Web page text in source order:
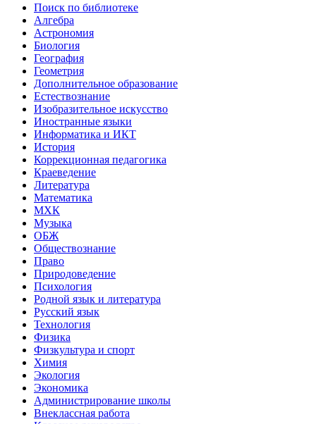
Поиск по библиотеке
Алгебра
Астрономия
Биология
География
Геометрия
Дополнительное образование
Естествознание
Изобразительное искусство
Иностранные языки
Информатика и ИКТ
История
Коррекционная педагогика
Краеведение
Литература
Математика
МХК
Музыка
ОБЖ
Обществознание
Право
Природоведение
Психология
Родной язык и литература
Русский язык
Технология
Физика
Физкультура и спорт
Химия
Экология
Экономика
Администрирование школы
Внеклассная работа